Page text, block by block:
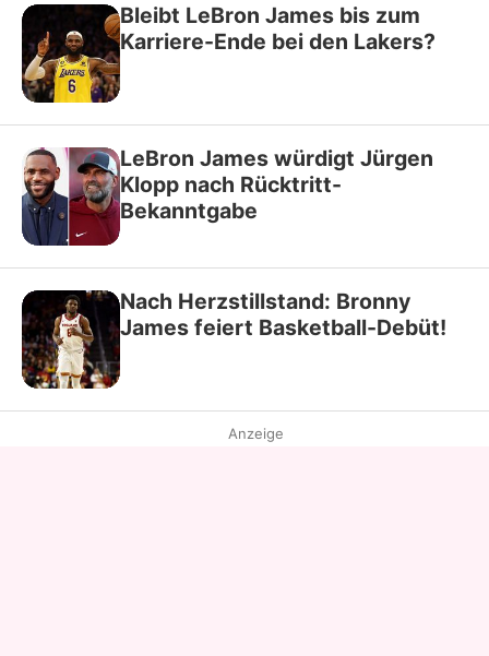
Bleibt LeBron James bis zum
Karriere-Ende bei den Lakers?
LeBron James würdigt Jürgen
Klopp nach Rücktritt-
Bekanntgabe
Nach Herzstillstand: Bronny
James feiert Basketball-Debüt!
Anzeige